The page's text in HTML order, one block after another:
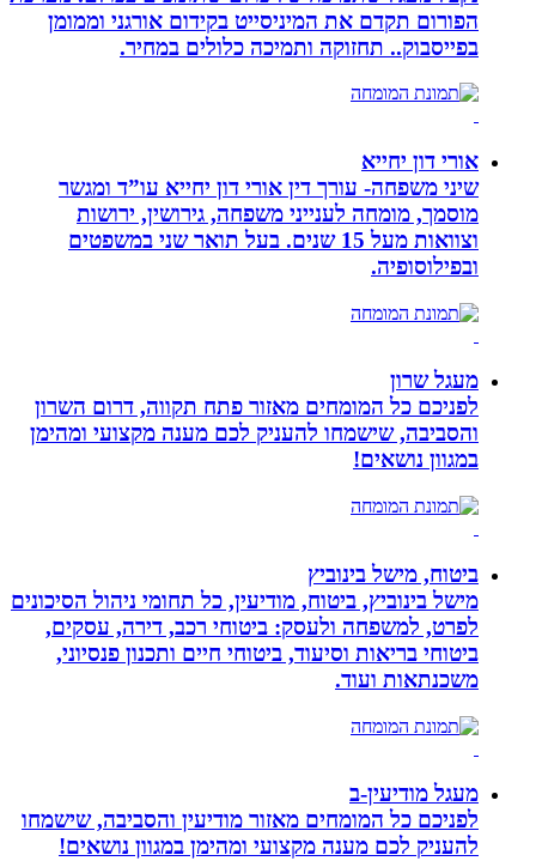
הפורום תקדם את המיניסייט בקידום אורגני וממומן
בפייסבוק.. תחזוקה ותמיכה כלולים במחיר.
אורי דון יחייא
שיני משפחה- עורך דין אורי דון יחייא עו”ד ומגשר
מוסמך, מומחה לענייני משפחה, גירושין, ירושות
וצוואות מעל 15 שנים. בעל תואר שני במשפטים
ובפילוסופיה.
מעגל שרון
לפניכם כל המומחים מאזור פתח תקווה, דרום השרון
והסביבה, שישמחו להעניק לכם מענה מקצועי ומהימן
במגוון נושאים!
ביטוח, מישל בינוביץ
מישל בינוביץ, ביטוח, מודיעין, כל תחומי ניהול הסיכונים
לפרט, למשפחה ולעסק: ביטוחי רכב, דירה, עסקים,
ביטוחי בריאות וסיעוד, ביטוחי חיים ותכנון פנסיוני,
משכנתאות ועוד.
מעגל מודיעין-ב
לפניכם כל המומחים מאזור מודיעין והסביבה, שישמחו
להעניק לכם מענה מקצועי ומהימן במגוון נושאים!